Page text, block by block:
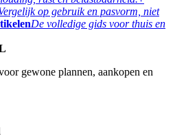
op gebruik en pasvorm, niet
De volledige gids voor thuis en
gewone plannen, aankopen en